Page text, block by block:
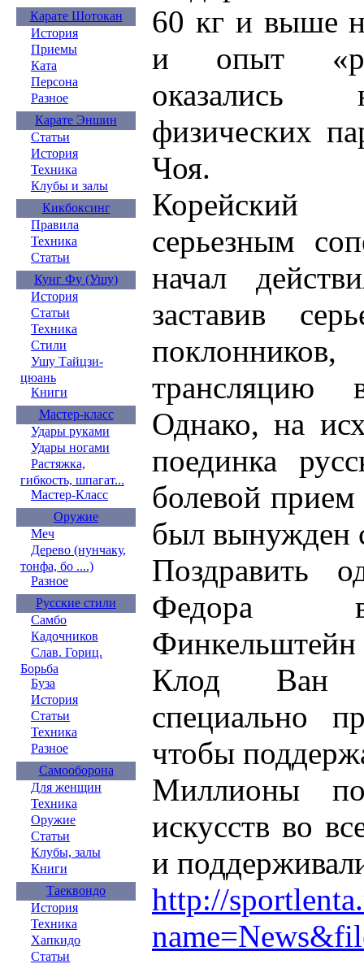
Карате Шотокан
История
Приемы
Ката
Персона
Разное
Карате Эншин
Статьи
История
Техника
Клубы и залы
Кикбоксинг
Правила
Техника
Статьи
Кунг Фу (Ушу)
История
Статьи
Техника
Стили
Ушу Тайцзи-
цюань
Книги
Мастер-класс
Удары руками
Удары ногами
Растяжка,
гибкость, шпагат...
Мастер-Класс
Оружие
Меч
Дерево (нунчаку,
тонфа, бо ....)
Разное
Русские стили
Самбо
Кадочников
Слав. Гориц.
Борьба
Буза
История
Статьи
Техника
Разное
Самооборона
Для женщин
Техника
Оружие
Статьи
Клубы, залы
Книги
Таеквондо
История
Техника
Хапкидо
Статьи
60 кг и выше
и опыт
оказались
физических
Чоя.
Корейский
серьезным
начал
заставив
Однако, на
поединка
болевой
был вынужден
Поздравить
Федора
Клод Ван
специально
чтобы
Миллионы
искусств во
и
http://